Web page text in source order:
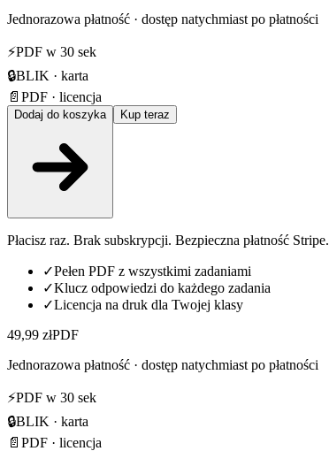
Jednorazowa płatność · dostęp natychmiast po płatności
⚡PDF w 30 sek
🔒BLIK · karta
📄 PDF · licencja
Dodaj do koszyka Kup teraz
Płacisz raz. Brak subskrypcji. Bezpieczna płatność Stripe.
✓Pełen PDF z wszystkimi zadaniami
✓Klucz odpowiedzi do każdego zadania
✓Licencja na druk dla Twojej klasy
49,99 złPDF
Jednorazowa płatność · dostęp natychmiast po płatności
⚡PDF w 30 sek
🔒BLIK · karta
📄 PDF · licencja